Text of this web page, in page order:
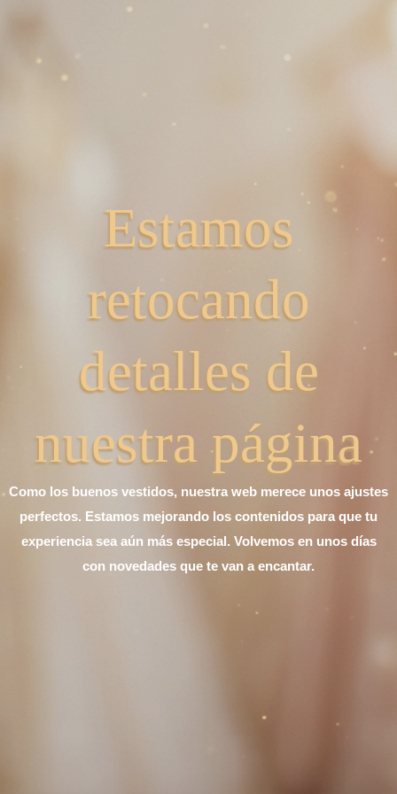
Estamos
retocando
detalles de
nuestra página
Como los buenos vestidos, nuestra web merece unos ajustes
perfectos. Estamos mejorando los contenidos para que tu
experiencia sea aún más especial. Volvemos en unos días
con novedades que te van a encantar.